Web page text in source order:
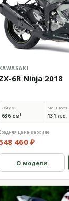
6R Ninja 2018
Объём
636 см³
Мощность
131 л.с.
цена в архиве
460 ₽
О модели